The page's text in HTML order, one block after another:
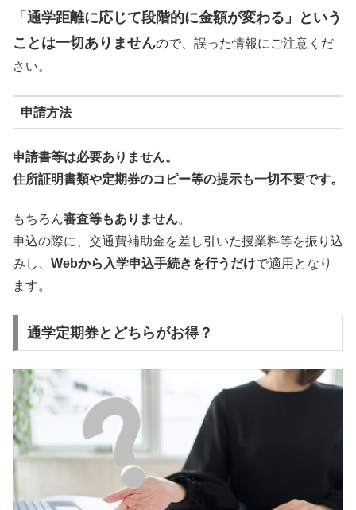
「 通学距離に応じて段階的に金額が変わる」という
ことは一切ありませんので、誤った情報にご注意くだ
さい。
申請方法
申請書等は必要ありません。
住所証明書類や定期券のコピー等の提示も一切不要です。
もちろん審査等もありません。
申込の際に、交通費補助金を差し引いた授業料等を振り込
みし、 Webから入学申込手続きを行うだけで適用となり
ます。
通学定期券とどちらがお得？